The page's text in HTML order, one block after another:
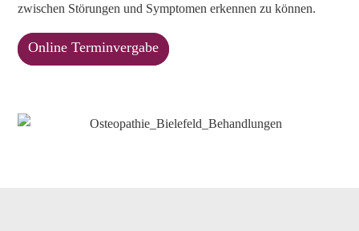
zwischen Störungen und Symptomen erkennen zu können.
Online Terminvergabe